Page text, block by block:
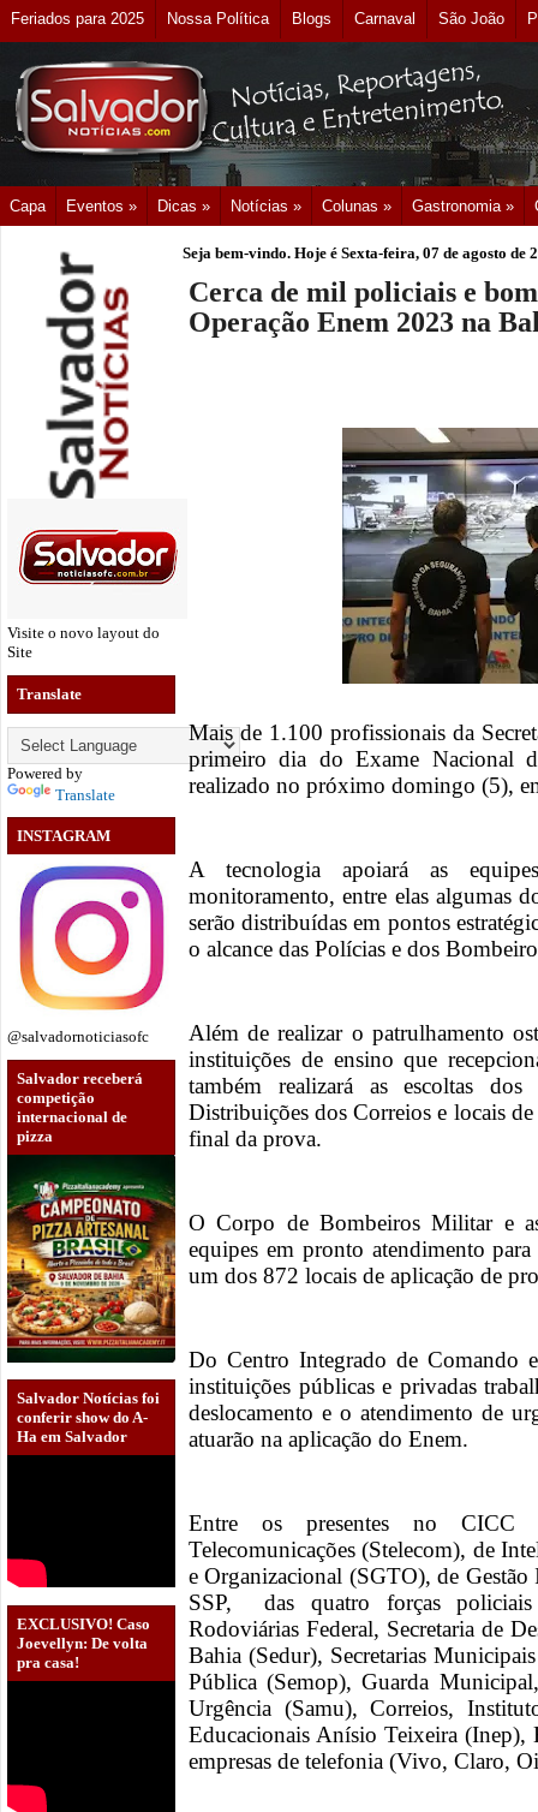
Feriados para 2025 Nossa Política Blogs Carnaval São João
Capa Eventos » Dicas » Notícias » Colunas » Gastronomia »
Visite o novo layout do
Site
Translate
Powered by
Translate
INSTAGRAM
@salvadornoticiasofc
Salvador receberá
competição
internacional de
pizza
Salvador Notícias foi
conferir show do A-
Ha em Salvador
EXCLUSIVO! Caso
Joevellyn: De volta
pra casa!
Seja bem-vindo. Hoje é Sexta-feira, 07 de agosto de
Cerca de mil policiais e
Operação Enem 2023 na
Mais de 1.100 profissionais da
primeiro dia do Exame Nacional
realizado no próximo domingo (5),
A tecnologia apoiará as
monitoramento, entre elas algumas
serão distribuídas em pontos
o alcance das Polícias e dos
Além de realizar o patrulhamento
instituições de ensino que
também realizará as escoltas
Distribuições dos Correios e locais
final da prova.
O Corpo de Bombeiros Militar e
equipes em pronto atendimento
um dos 872 locais de aplicação de
Do Centro Integrado de Comando
instituições públicas e privadas
deslocamento e o atendimento de
atuarão na aplicação do Enem.
Entre os presentes no CICC
Telecomunicações (Stelecom), de
e Organizacional (SGTO), de
SSP, das quatro forças policiais
Rodoviárias Federal, Secretaria de
Bahia (Sedur), Secretarias
Pública (Semop), Guarda
Urgência (Samu), Correios,
Educacionais Anísio Teixeira
empresas de telefonia (Vivo, Claro,